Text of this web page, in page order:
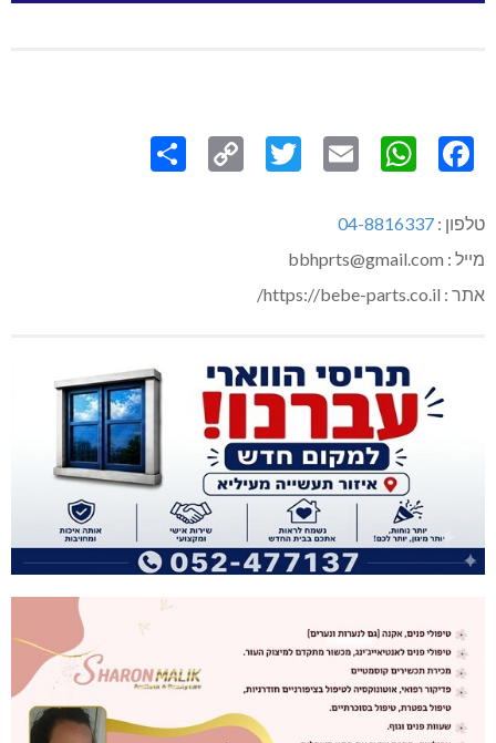
Link
טלפון : 04-8816337
מייל : bbhprts@gmail.com
אתר : https://bebe-parts.co.il/